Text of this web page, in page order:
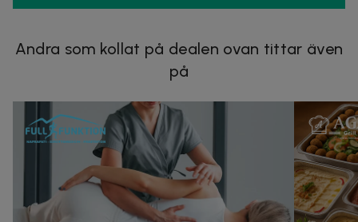
Andra som kollat på dealen ovan tittar även
på